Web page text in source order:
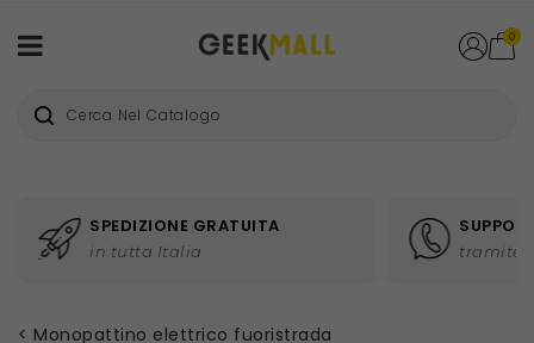
0
SPEDIZIONE GRATUITA
in tutta Italia tramite
Monopattino elettrico fuoristrada